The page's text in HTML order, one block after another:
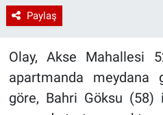
Paylaş
Olay, Akse Mahallesi
apartmanda meydana
göre, Bahri Göksu (58)